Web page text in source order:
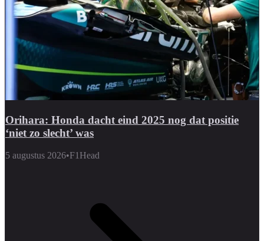
Orihara: Honda dacht eind 2025 nog dat positie
‘niet zo slecht’ was
5 augustus 2026•F1Head